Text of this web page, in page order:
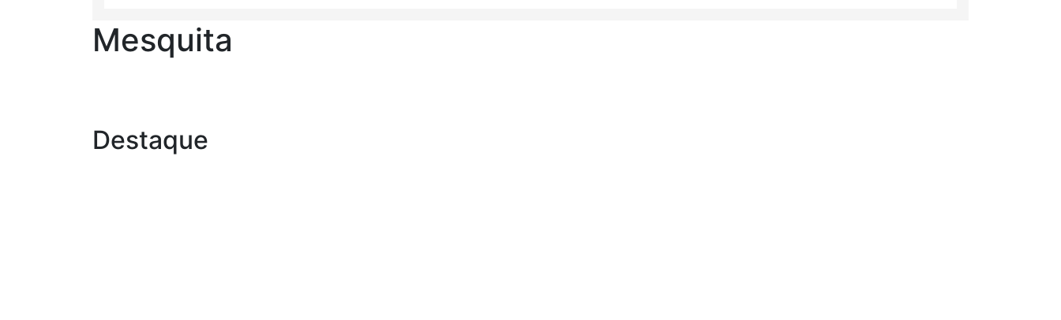
Mesquita
Destaque